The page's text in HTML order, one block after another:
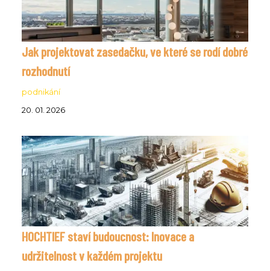
Jak projektovat zasedačku, ve které se rodí dobré
rozhodnutí
podnikání
20. 01. 2026
HOCHTIEF staví budoucnost: Inovace a
udržitelnost v každém projektu